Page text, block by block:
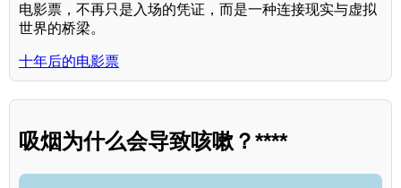
电影票，不再只是入场的凭证，而是一种连接现实与虚拟
世界的桥梁。
十年后的电影票
吸烟为什么会导致咳嗽？****